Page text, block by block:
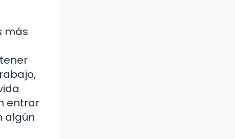
más
entrar
algún